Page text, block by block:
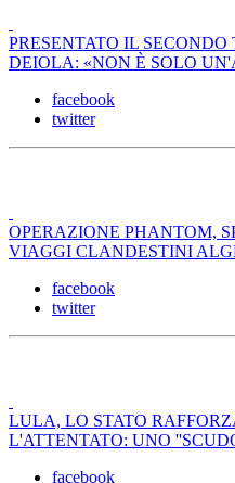
PRESENTATO IL
DEIOLA: «NON È SOLO
facebook
twitter
OPERAZIONE PHANTOM,
VIAGGI CLANDESTINI
facebook
twitter
LULA, LO STATO
L'ATTENTATO: UNO
facebook